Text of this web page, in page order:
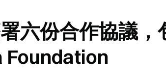
六份合作協議，
Foundation